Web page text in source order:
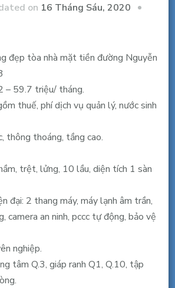
on 16 Tháng Sáu, 2020
đẹp tòa nhà mặt tiền đường Nguyễn
– 59.7 triệu/ tháng.
thuế, phí dịch vụ quản lý, nước sinh
thông thoáng, tầng cao.
trệt, lửng, 10 lầu, diện tích 1 sàn
đại: 2 thang máy, máy lạnh âm trần,
camera an ninh, pccc tự động, bảo vệ
nghiệp.
tâm Q.3, giáp ranh Q1, Q.10, tập